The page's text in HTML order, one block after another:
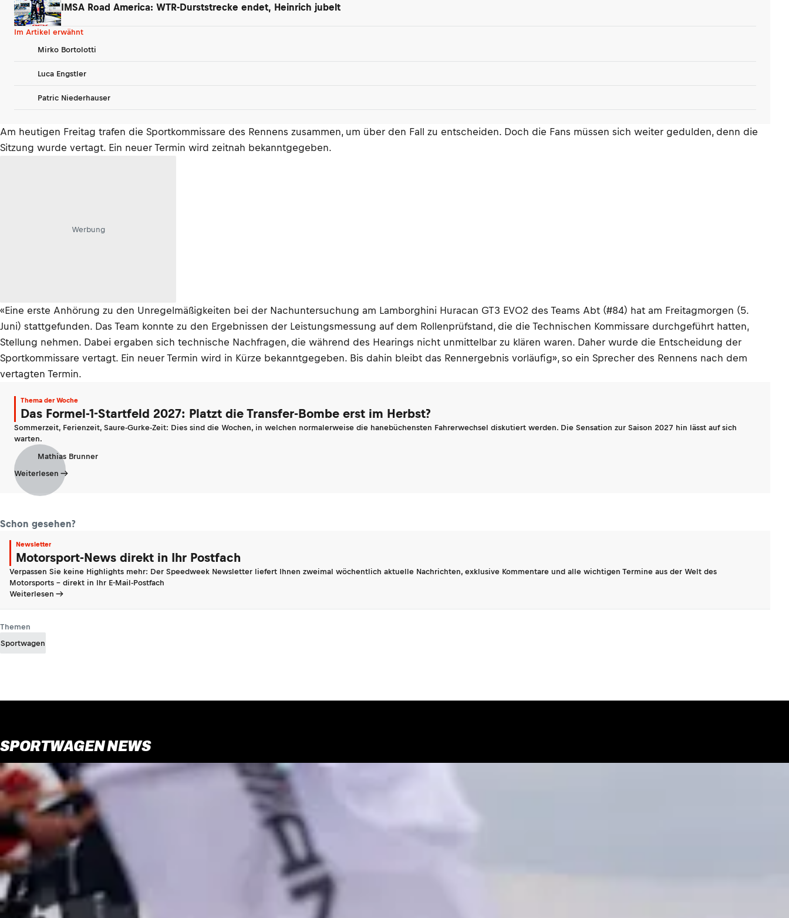
IMSA Road America: WTR-Durststrecke endet, Heinrich jubelt
Im Artikel erwähnt
Mirko Bortolotti
Luca Engstler
Patric Niederhauser
Am heutigen Freitag trafen die Sportkommissare des Rennens zusammen, um über den Fall zu entscheiden. Doch die Fans müssen sich weiter gedulden, denn die
Sitzung wurde vertagt. Ein neuer Termin wird zeitnah bekanntgegeben.
Werbung
«Eine erste Anhörung zu den Unregelmäßigkeiten bei der Nachuntersuchung am Lamborghini Huracan GT3 EVO2 des Teams Abt (#84) hat am Freitagmorgen (5.
Juni) stattgefunden. Das Team konnte zu den Ergebnissen der Leistungsmessung auf dem Rollenprüfstand, die die Technischen Kommissare durchgeführt hatten,
Stellung nehmen. Dabei ergaben sich technische Nachfragen, die während des Hearings nicht unmittelbar zu klären waren. Daher wurde die Entscheidung der
Sportkommissare vertagt. Ein neuer Termin wird in Kürze bekanntgegeben. Bis dahin bleibt das Rennergebnis vorläufig», so ein Sprecher des Rennens nach dem
vertagten Termin.
Thema der Woche
Das Formel-1-Startfeld 2027: Platzt die Transfer-Bombe erst im Herbst?
Sommerzeit, Ferienzeit, Saure-Gurke-Zeit: Dies sind die Wochen, in welchen normalerweise die hanebüchensten Fahrerwechsel diskutiert werden. Die Sensation zur Saison 2027 hin lässt auf sich
warten.
Mathias Brunner
Weiterlesen
Schon gesehen?
Newsletter
Motorsport-News direkt in Ihr Postfach
Verpassen Sie keine Highlights mehr: Der Speedweek Newsletter liefert Ihnen zweimal wöchentlich aktuelle Nachrichten, exklusive Kommentare und alle wichtigen Termine aus der Welt des
Motorsports - direkt in Ihr E-Mail-Postfach
Weiterlesen
Themen
Sportwagen
SPORTWAGEN NEWS